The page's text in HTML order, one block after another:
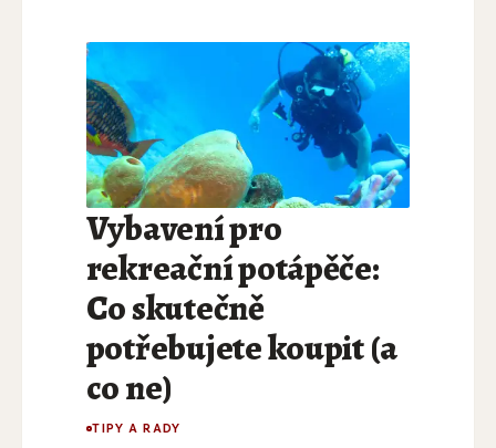
Vybavení pro
rekreační potápěče:
Co skutečně
potřebujete koupit (a
co ne)
TIPY A RADY